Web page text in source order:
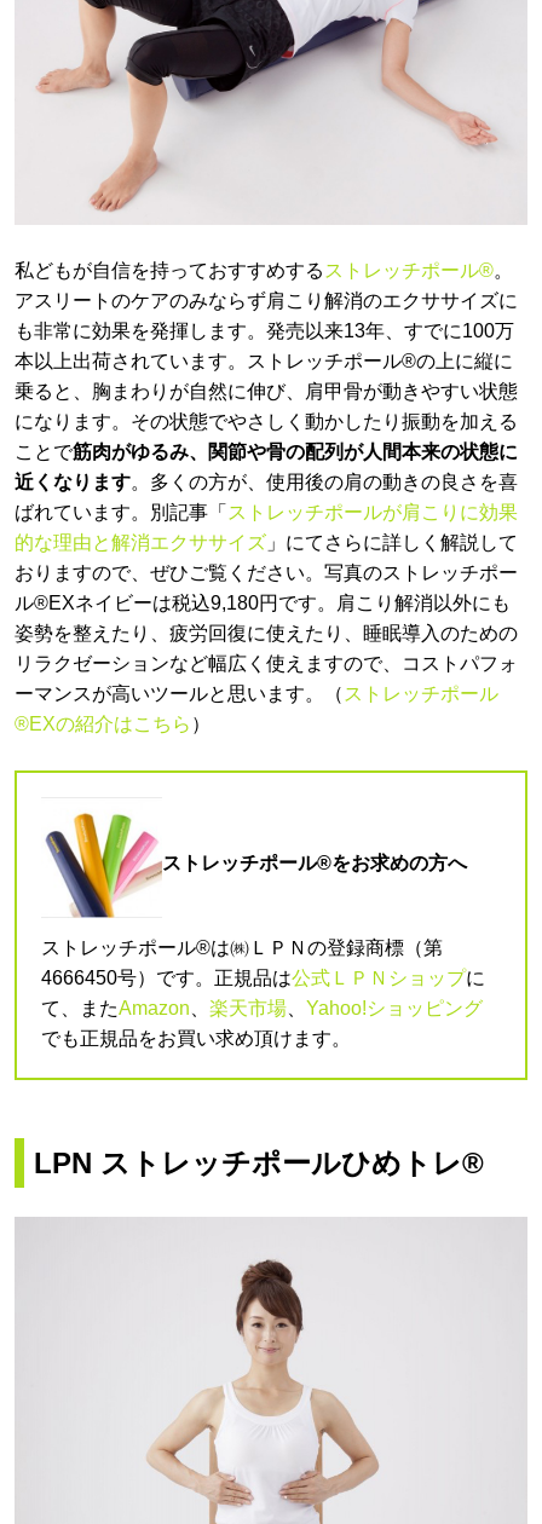
私どもが自信を持っておすすめする ストレッチポール®。
アスリートのケアのみならず肩こり解消のエクササイズに
も非常に効果を発揮します。発売以来13年、すでに100万
本以上出荷されています。ストレッチポール®の上に縦に
乗ると、胸まわりが自然に伸び、肩甲骨が動きやすい状態
になります。その状態でやさしく動かしたり振動を加える
ことで筋肉がゆるみ、関節や骨の配列が人間本来の状態に
近くなります。多くの方が、使用後の肩の動きの良さを喜
ばれています。別記事「 ストレッチポールが肩こりに効果
的な理由と解消エクササイズ 」にてさらに詳しく解説して
おりますので、ぜひご覧ください。写真のストレッチポー
ル®EXネイビーは税込9,180円です。肩こり解消以外にも
姿勢を整えたり、疲労回復に使えたり、睡眠導入のための
リラクゼーションなど幅広く使えますので、コストパフォ
ーマンスが高いツールと思います。（ ストレッチポール
®EXの紹介はこちら ）
ストレッチポール®をお求めの方へ
ストレッチポール®は㈱ＬＰＮの登録商標（第
4666450号）です。正規品は公式ＬＰＮショップに
て、またAmazon 楽天市場
Yahoo!ショッピング
でも正規品をお買い求め頂けます。
LPN ストレッチポールひめトレ®